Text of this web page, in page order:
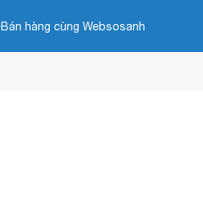
Bán hàng cùng Websosanh